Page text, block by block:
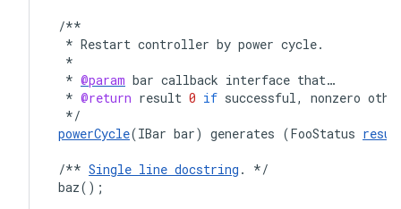
/**
* Restart controller by power cycle.
*
* @param bar callback interface that…
* @return result 0 if successful, nonzero
*/
powerCycle(IBar bar) generates (FooStatus
/** Single line docstring .
*/
baz();